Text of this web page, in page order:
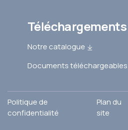
Téléchargements
Notre catalogue
Documents téléchargeables
Politique de
confidentialité
Plan du
site